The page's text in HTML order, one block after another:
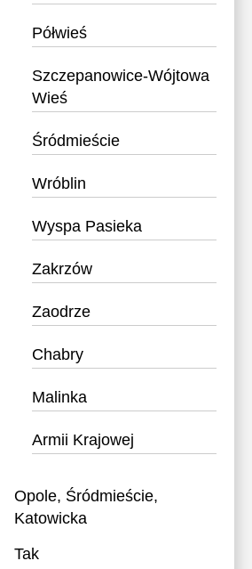
Półwieś
Szczepanowice-Wójtowa
Wieś
Śródmieście
Wróblin
Wyspa Pasieka
Zakrzów
Zaodrze
Chabry
Malinka
Armii Krajowej
Opole, Śródmieście,
Katowicka
Tak